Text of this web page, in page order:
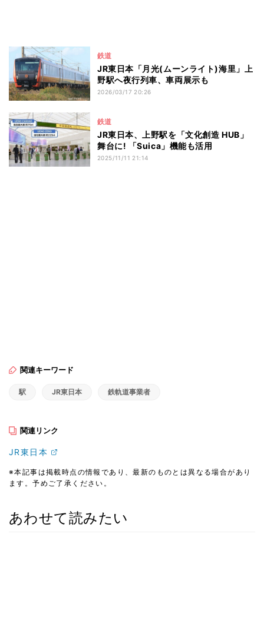
鉄道
JR東日本「月光(ムーンライト)海里」上
野駅へ夜行列車、車両展示も
2026/03/17 20:26
鉄道
JR東日本、上野駅を「文化創造 HUB」
舞台に! 「Suica」機能も活用
2025/11/11 21:14
関連キーワード
駅 JR東日本 鉄軌道事業者
関連リンク
JR東日本
※本記事は掲載時点の情報であり、最新のものとは異なる場合があり
ます。予めご了承ください。
あわせて読みたい